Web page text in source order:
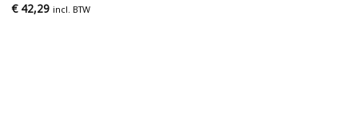
€42,29 incl. BTW